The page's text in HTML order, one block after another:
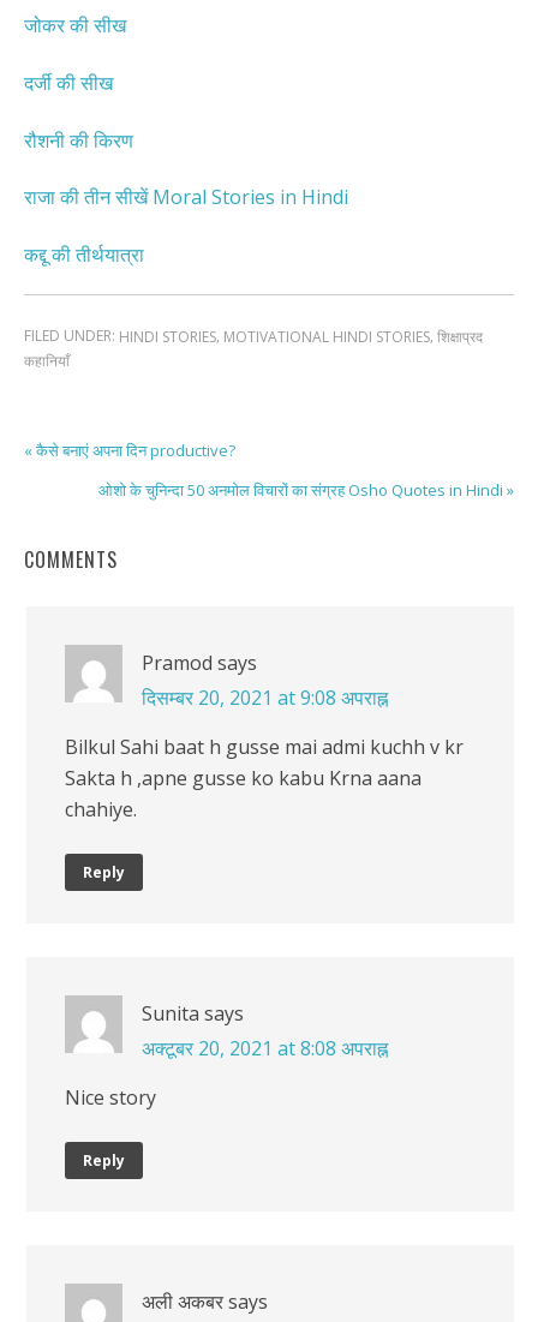
जोकर की सीख
दर्जी की सीख
रौशनी की किरण
राजा की तीन सीखें Moral Stories in Hindi
कद्दू की तीर्थयात्रा
FILED UNDER: HINDI STORIES, MOTIVATIONAL HINDI STORIES, शिक्षाप्रद
कहानियाँ
« कैसे बनाएं अपना दिन productive?
ओशो के चुनिन्दा 50 अनमोल विचारों का संग्रह Osho Quotes in Hindi »
COMMENTS
Pramod says
दिसम्बर 20, 2021 at 9:08 अपराह्न
Bilkul Sahi baat h gusse mai admi kuchh v kr
Sakta h ,apne gusse ko kabu Krna aana
chahiye.
Reply
Sunita says
अक्टूबर 20, 2021 at 8:08 अपराह्न
Nice story
Reply
अली अकबरsays